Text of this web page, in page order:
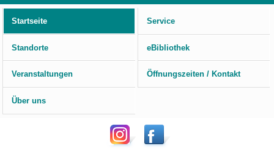
Startseite
Service
Standorte eBibliothek
Veranstaltungen Öffnungszeiten / Kontakt
Über uns